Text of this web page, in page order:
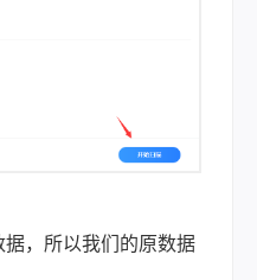
，所以我们的原数据